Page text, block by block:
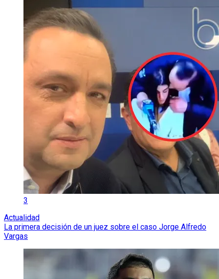
3
Actualidad
La primera decisión de un juez sobre el caso Jorge Alfredo
Vargas